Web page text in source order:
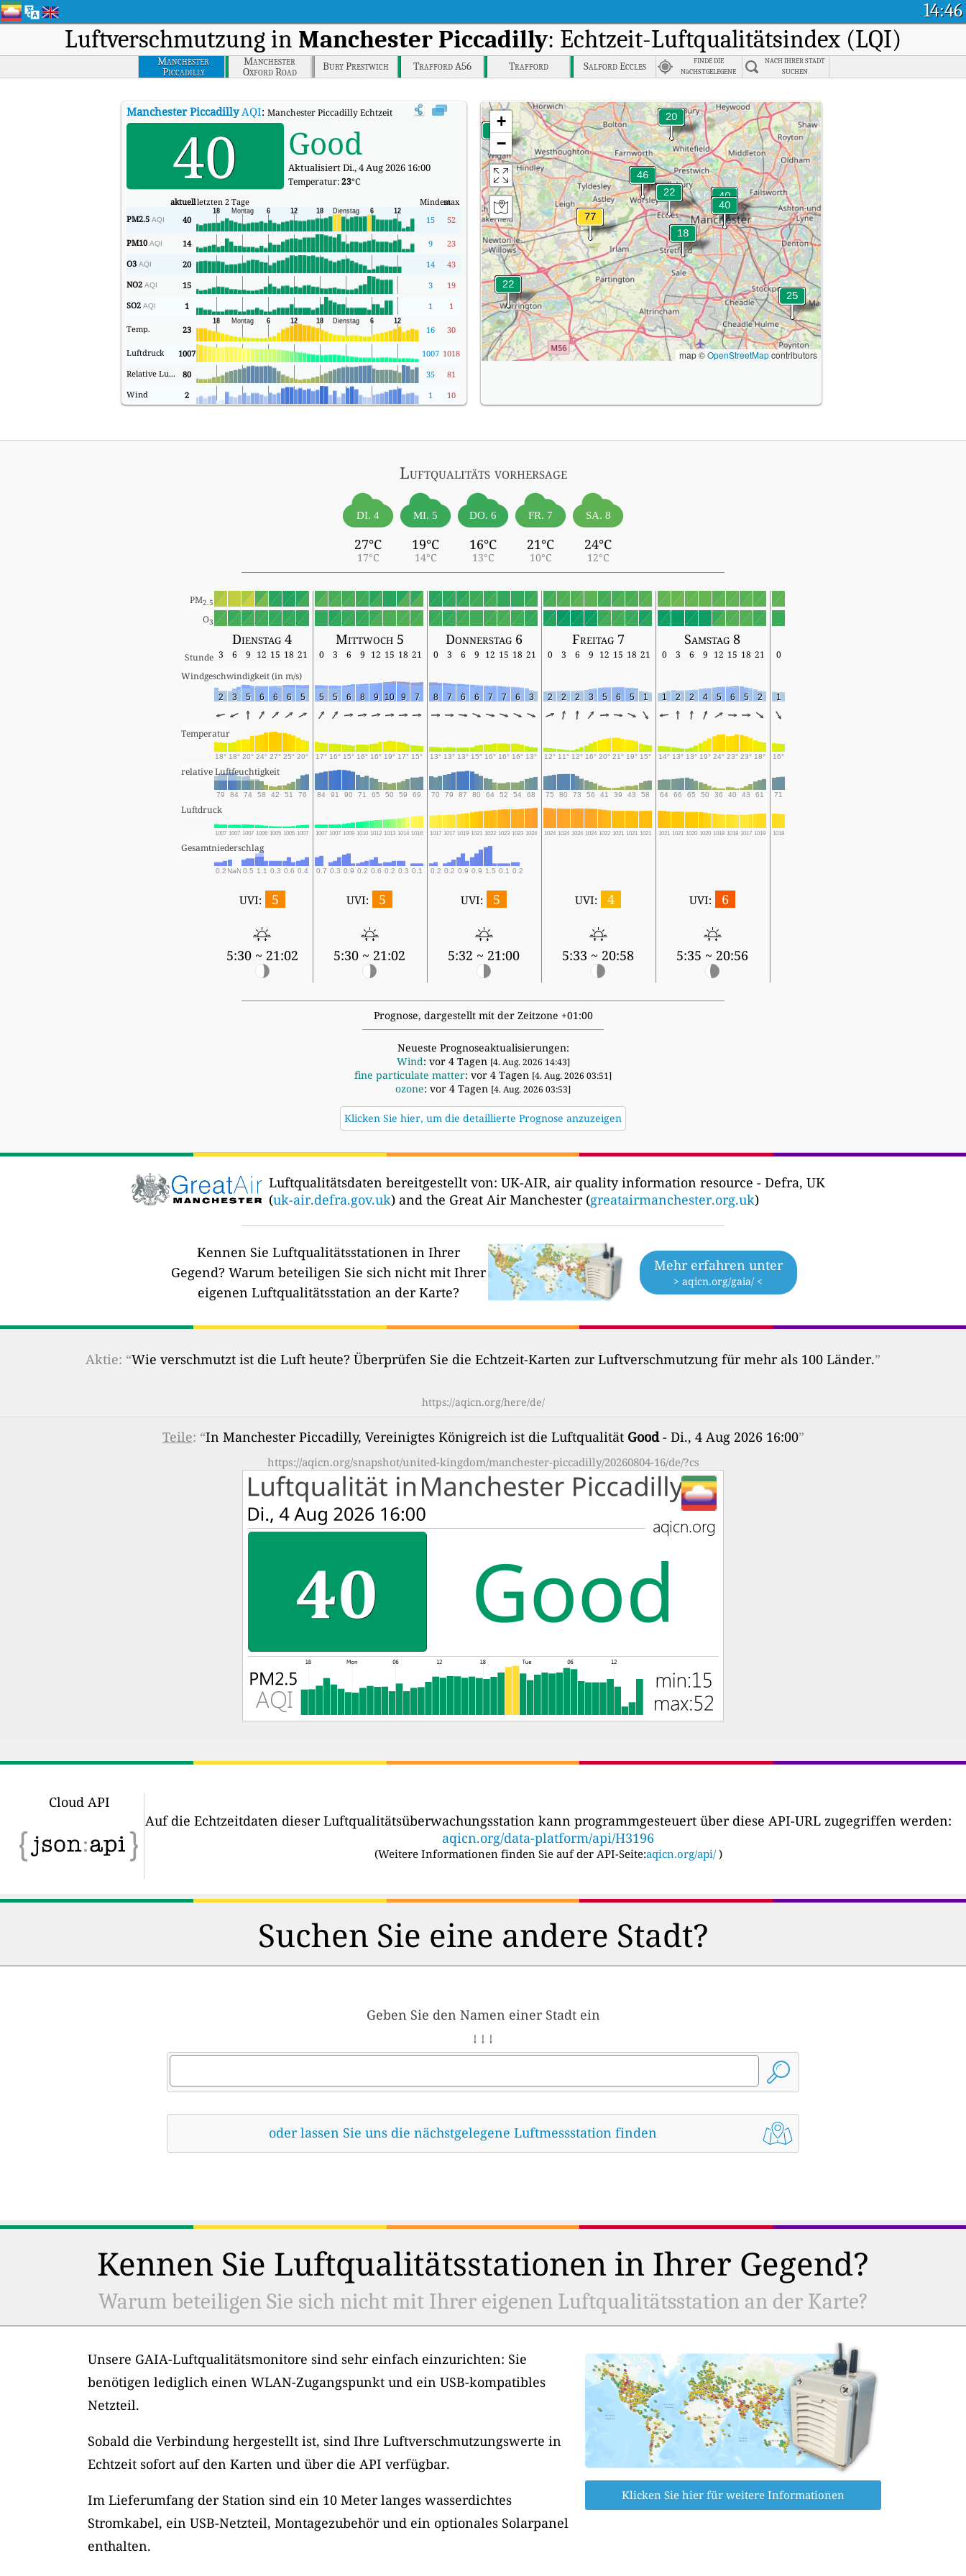
14:46
Luftverschmutzung in Manchester Piccadilly: Echtzeit-Luftqualitätsindex (LQI)
Manchester
Piccadilly
Manchester
Oxford Road
Bury Prestwich Trafford A56 Trafford Salford Eccles
FINDE DIE
NäCHSTGELEGENE
NACH IHRER STADT
SUCHEN
Manchester PiccadillyAQI: Manchester Piccadilly Echtzeit-Luftqualitätsindex (AQI).
40 Good
Aktualisiert Di., 4 Aug 2026 16:00
Temperatur:23°C
aktuellletzten 2 Tage Mindestmax
PM2.5 AQI 40 15 52
PM10 AQI 14 9
23
O3 AQI 20 14
43
NO2 AQI 15 3
19
SO2 AQI 1 1 1
Temp. 23 16 30
Luftdruck 1007 1007 1018
Relative Luftfeuchtigkeit
80 35
81
Wind
2 1 10
+
−
map ©OpenStreetMapcontributors
Luftqualitäts vorhersage
DI. 4
27°C
17°C
MI. 5
19°C
14°C
DO. 6
16°C
13°C
FR. 7
21°C
10°C
SA. 8
24°C
12°C
PM2.5
O3
Dienstag 4 Mittwoch 5 Donnerstag 6 Freitag 7 Samstag 8
Stunde 3 6 9 12 15 18 21 0 3 6 9 12 15 18 21 0 3 6 9 12 15 18 21 0 3 6 9 12 15 18 21 0 3 6 9 12 15 18 21
0
Windgeschwindigkeit (in m/s)
2 3 5 6 6 6 5 5 5 6 8 9 10 9 7 8 7 6 6 7 7 6 3 2 2 2 3 5 6 5 1 1 2 2 4 5 6 5 2 1
Temperatur
18° 18° 20° 24° 27° 25° 20° 17° 16° 15° 16° 16° 19° 17° 15° 13° 13° 13° 15° 16° 16° 16° 13° 12° 11° 12° 16° 20° 21° 19° 15° 14° 13° 13° 19° 24° 23° 23° 18° 16°
relative Luftfeuchtigkeit
79 84 74 58 42 51 76 84 91 90 71 65 50 59 69 70 79 87 80 64 52 54 68 75 80 73 56 41 39 43 58 64 66 65 50 36 40 43 61 71
Luftdruck
1007 1007 1007 1006 1005 1005 1007 1007 1007 1009 1010 1012 1013 1014 1016 1017 1017 1019 1021 1022 1023 1023 1024 1024 1024 1024 1024 1022 1021 1021 1021 1021 1021 1020 1020 1018 1018 1017 1019 1018
Gesamtniederschlag
0.2 NaN 0.5 1.1 0.3 0.6 0.4 0.7 0.3 0.9 0.2 0.6 0.2 0.3 0.1 0.2 0.2 0.9 0.9 1.5 0.1 0.2
UVI: 5
5:30 ~ 21:02
UVI: 5
5:30 ~ 21:02
UVI: 5
5:32 ~ 21:00
UVI: 4
5:33 ~ 20:58
UVI: 6
5:35 ~ 20:56
Prognose, dargestellt mit der Zeitzone +01:00
Neueste Prognoseaktualisierungen:
Wind: vor 4 Tagen [4. Aug. 2026 14:43]
fine particulate matter: vor 4 Tagen [4. Aug. 2026 03:51]
ozone: vor 4 Tagen [4. Aug. 2026 03:53]
Klicken Sie hier, um die detaillierte Prognose anzuzeigen
Luftqualitätsdaten bereitgestellt von: UK-AIR, air quality information resource - Defra, UK
(uk-air.defra.gov.uk) and the Great Air Manchester (greatairmanchester.org.uk)
Kennen Sie Luftqualitätsstationen in Ihrer
Gegend? Warum beteiligen Sie sich nicht mit Ihrer
eigenen Luftqualitätsstation an der Karte?
Mehr erfahren unter
> aqicn.org/gaia/ <
Aktie: “Wie verschmutzt ist die Luft heute? Überprüfen Sie die Echtzeit-Karten zur Luftverschmutzung für mehr als 100 Länder.”
https://aqicn.org/here/de/
Teile: “In Manchester Piccadilly, Vereinigtes Königreich ist die Luftqualität Good- Di., 4 Aug 2026 16:00”
https://aqicn.org/snapshot/united-kingdom/manchester-piccadilly/20260804-16/de/?cs
Cloud API
Auf die Echtzeitdaten dieser Luftqualitätsüberwachungsstation kann programmgesteuert über diese API-URL zugegriffen werden:
aqicn.org/data-platform/api/H3196
(Weitere Informationen finden Sie auf der API-Seite:aqicn.org/api/ )
Suchen Sie eine andere Stadt?
Geben Sie den Namen einer Stadt ein
↓ ↓ ↓
oder lassen Sie uns die nächstgelegene Luftmessstation finden
Kennen Sie Luftqualitätsstationen in Ihrer Gegend?
Warum beteiligen Sie sich nicht mit Ihrer eigenen Luftqualitätsstation an der Karte?
Unsere GAIA-Luftqualitätsmonitore sind sehr einfach einzurichten: Sie
benötigen lediglich einen WLAN-Zugangspunkt und ein USB-kompatibles
Netzteil.
Sobald die Verbindung hergestellt ist, sind Ihre Luftverschmutzungswerte in
Echtzeit sofort auf den Karten und über die API verfügbar.
Im Lieferumfang der Station sind ein 10 Meter langes wasserdichtes
Stromkabel, ein USB-Netzteil, Montagezubehör und ein optionales Solarpanel
enthalten.
Klicken Sie hier für weitere Informationen